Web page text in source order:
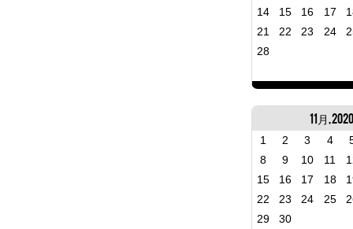
14
15 16 17
21
22 23 24
28
11月, 2020
1 2 3 4
8
9 10 11
15
16 17 18
22
23 24 25
29
30